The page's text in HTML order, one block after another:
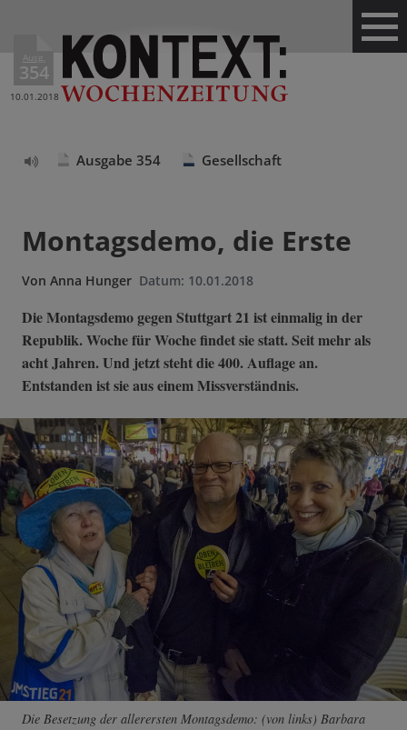
Ausg.
354
10.01.2018
Ausgabe 354 Gesellschaft
Montagsdemo, die Erste
Von Anna Hunger Datum: 10.01.2018
Die Montagsdemo gegen Stuttgart 21 ist einmalig in der
Republik. Woche für Woche findet sie statt. Seit mehr als
acht Jahren. Und jetzt steht die 400. Auflage an.
Entstanden ist sie aus einem Missverständnis.
Die Besetzung der allerersten Montagsdemo: (von links) Barbara